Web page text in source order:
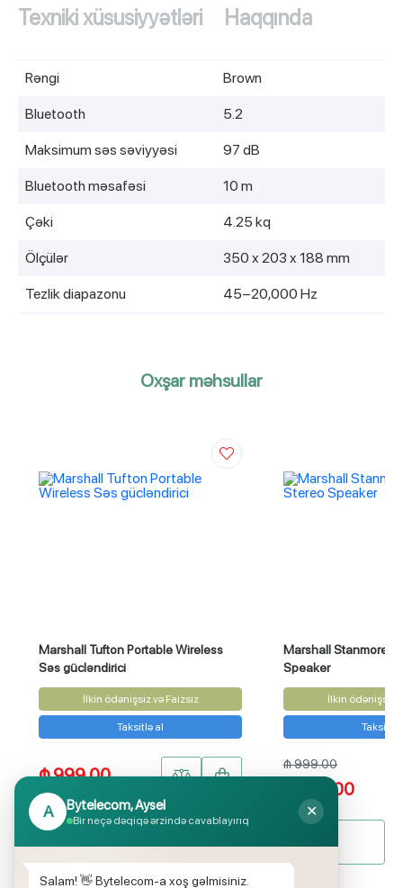
Texniki xüsusiyyətləri Haqqında
Rəngi Brown
Bluetooth 5.2
Maksimum səs səviyyəsi 97 dB
Bluetooth məsafəsi 10 m
Çəki 4.25 kq
Ölçülər 350 x 203 x 188 mm
Tezlik diapazonu 45–20,000 Hz
Oxşar məhsullar
Marshall Tufton Portable Wireless
Səs gücləndirici
İlkin ödənişsiz və Faizsiz
Taksitlə al
₼ 999.00
Marshall Stanmore II
Speaker
İlkin ödənişsiz
Taksitlə
₼ 999.00
₼ 799.00
A Bytelecom, Aysel
Bir neçə dəqiqə ərzində cavablayırıq
✕
Salam! 👋 Bytelecom-a xoş gəlmisiniz.